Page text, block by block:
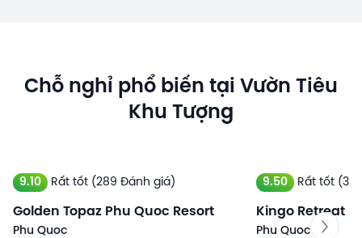
Chỗ nghỉ phổ biến tại Vườn Tiêu
Khu Tượng
9.10 Rất tốt (289 Đánh giá)
Golden Topaz Phu Quoc Resort
Phu Quoc
9.50 Rất tốt
Kingo Retreat
Phu Quoc